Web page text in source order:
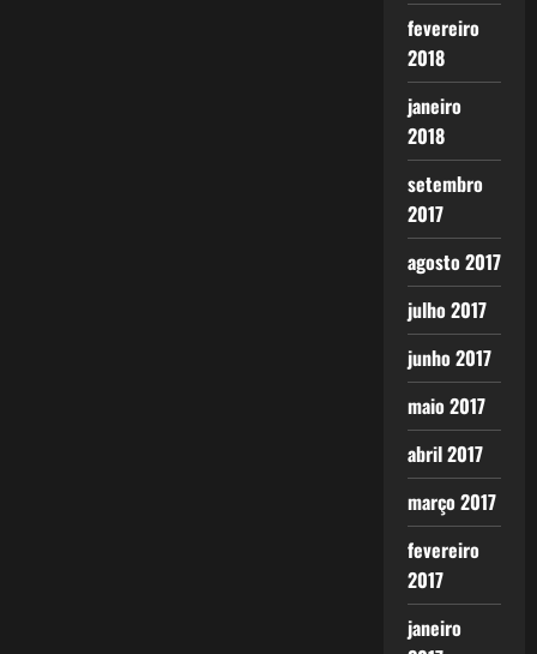
fevereiro
2018
janeiro
2018
setembro
2017
agosto 2017
julho 2017
junho 2017
maio 2017
abril 2017
março 2017
fevereiro
2017
janeiro